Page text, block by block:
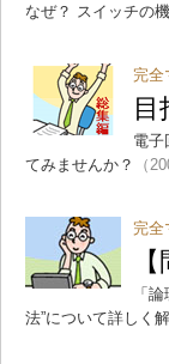
なぜ？ スイッチの
完全
目
電子
てみませんか？
（
完全
「
法”について詳しく